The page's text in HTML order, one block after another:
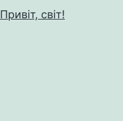
Привіт, світ!